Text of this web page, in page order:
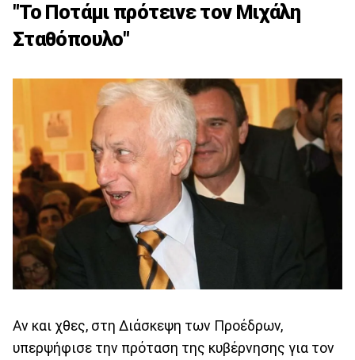
"Το Ποτάμι πρότεινε τον Μιχάλη
Σταθόπουλο"
Αν και χθες, στη Διάσκεψη των Προέδρων,
υπερψήφισε την πρόταση της κυβέρνησης για τον